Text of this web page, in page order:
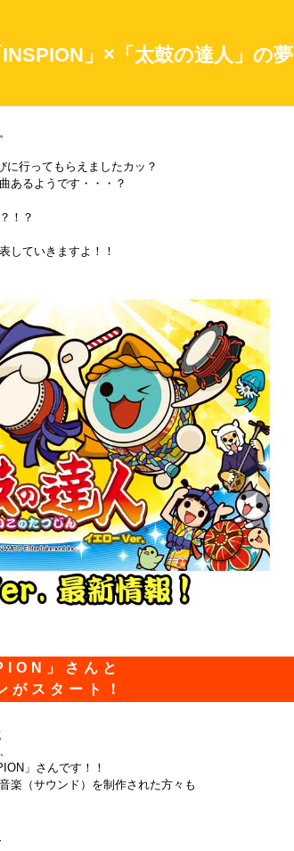
」×「太鼓の達人」の夢
に行ってもらえましたカッ？
あるようです・・・？
！？
していきますよ！！
」さんと
がスタート！
」さんです！！
楽（サウンド）を制作された方々も